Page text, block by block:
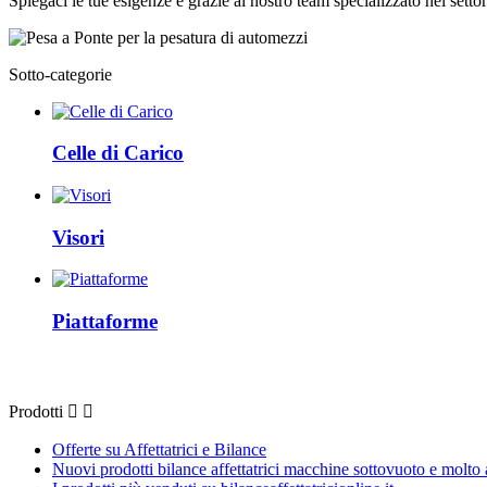
Sotto-categorie
Celle di Carico
Visori
Piattaforme
Prodotti  
Offerte su Affettatrici e Bilance
Nuovi prodotti bilance affettatrici macchine sottovuoto e molto